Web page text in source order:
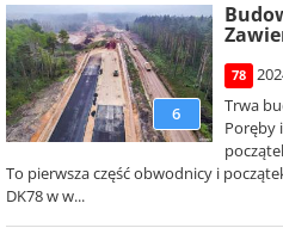
6
78
Trwa
Poręby
To pierwsza część obwodnicy i
DK78 w w...